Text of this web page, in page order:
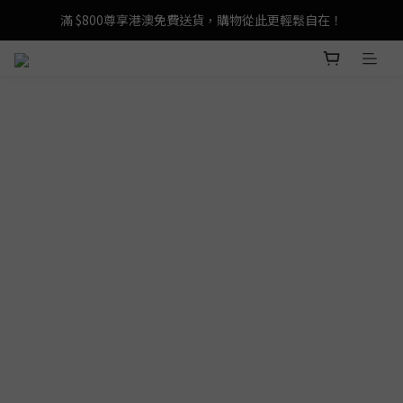
登記成為 LeSportsac網店會員，即享 HK$50 購物金禮遇！
滿 $800尊享港澳免費送貨，購物從此更輕鬆自在！
登記成為 LeSportsac網店會員，即享 HK$50 購物金禮遇！